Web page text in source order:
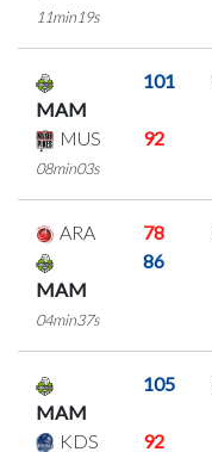
11min19s
MAM
101
MUS 92
08min03s
ARA 78
MAM
86
04min37s
MAM
105
KDS 92